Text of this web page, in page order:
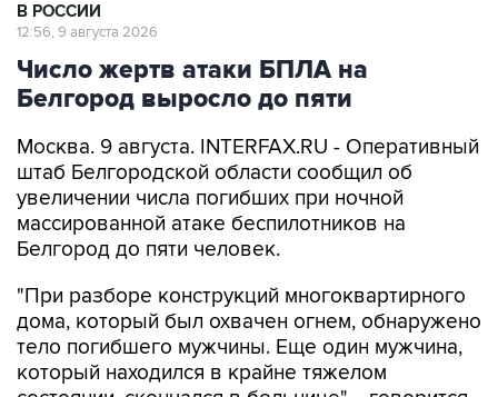
В РОССИИ
12:56, 9 августа 2026
Число жертв атаки БПЛА на
Белгород выросло до пяти
Москва. 9 августа. INTERFAX.RU - Оперативный
штаб Белгородской области сообщил об
увеличении числа погибших при ночной
массированной атаке беспилотников на
Белгород до пяти человек.
"При разборе конструкций многоквартирного
дома, который был охвачен огнем, обнаружено
тело погибшего мужчины. Еще один мужчина,
который находился в крайне тяжелом